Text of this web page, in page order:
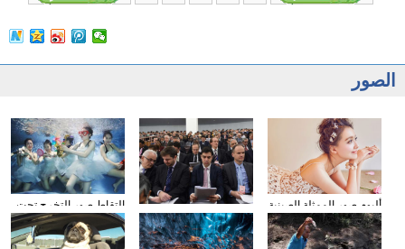
مؤتمر صحفى للخارجية الصور
الصور
التقاط صور التخرج تحت
المياه
وسائل الإعلام الأجنبية
تولي اهتمامها بتقرير عمل
الحكومة
ألبوم صور الممثلة الصينية
سون تشيان